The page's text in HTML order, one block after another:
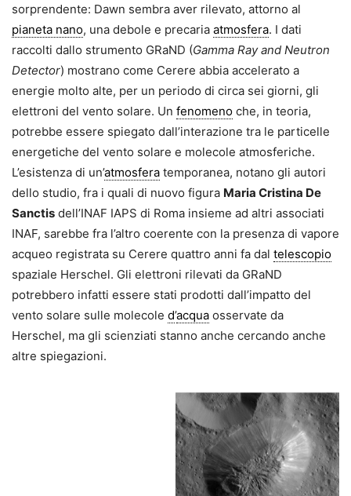
sorprendente: Dawn sembra aver rilevato, attorno al
pianeta nano, una debole e precaria atmosfera. I dati
raccolti dallo strumento GRaND (Gamma Ray and Neutron
Detector) mostrano come Cerere abbia accelerato a
energie molto alte, per un periodo di circa sei giorni, gli
elettroni del vento solare. Un fenomeno che, in teoria,
potrebbe essere spiegato dall’interazione tra le particelle
energetiche del vento solare e molecole atmosferiche.
L’esistenza di un’atmosfera temporanea, notano gli autori
dello studio, fra i quali di nuovo figura Maria Cristina De
Sanctis dell’INAF IAPS di Roma insieme ad altri associati
INAF, sarebbe fra l’altro coerente con la presenza di vapore
acqueo registrata su Cerere quattro anni fa dal telescopio
spaziale Herschel. Gli elettroni rilevati da GRaND
potrebbero infatti essere stati prodotti dall’impatto del
vento solare sulle molecole d’acqua osservate da
Herschel, ma gli scienziati stanno anche cercando anche
altre spiegazioni.